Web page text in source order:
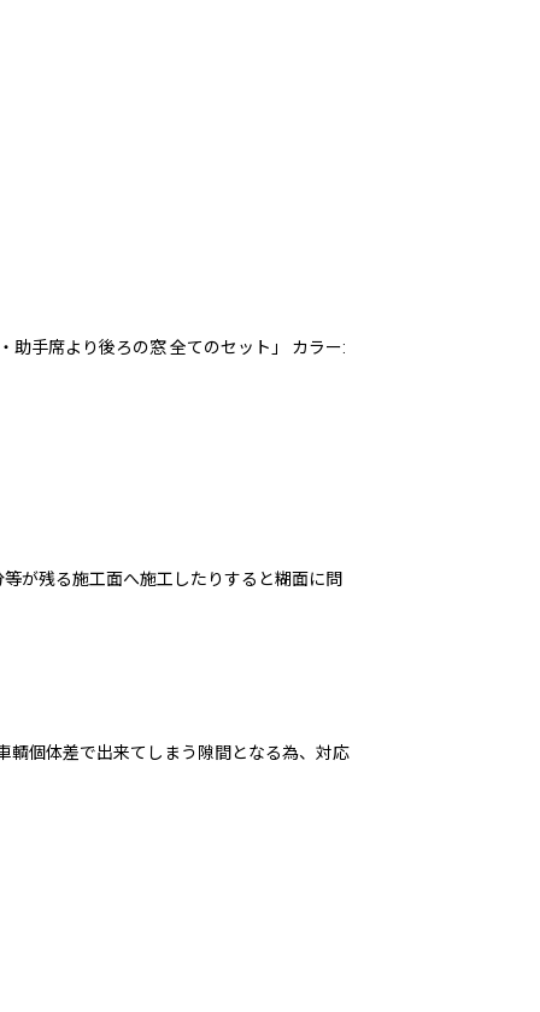
助手席より後ろの窓 全てのセット」 カラー:
が残る施工面へ施工したりすると糊面に問
輌個体差で出来てしまう隙間となる為、対応